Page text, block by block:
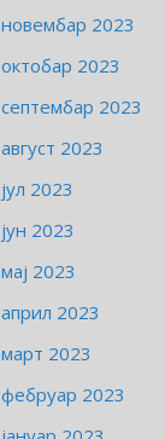
новембар 2023
октобар 2023
септембар 2023
август 2023
јул 2023
јун 2023
мај 2023
април 2023
март 2023
фебруар 2023